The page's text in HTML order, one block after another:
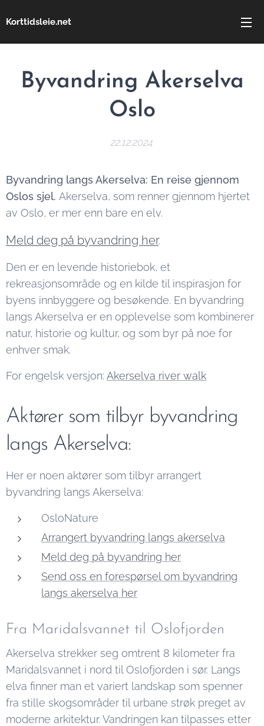
Korttidsleie.net
Byvandring Akerselva
Oslo
22.12.2024
Byvandring langs Akerselva: En reise gjennom
Oslos sjel. Akerselva, som renner gjennom hjertet
av Oslo, er mer enn bare en elv.
Meld deg på byvandring her.
Den er en levende historiebok, et
rekreasjonsområde og en kilde til inspirasjon for
byens innbyggere og besøkende. En byvandring
langs Akerselva er en opplevelse som kombinerer
natur, historie og kultur, og som byr på noe for
enhver smak.
For engelsk versjon: Akerselva river walk
Aktører som tilbyr byvandring
langs Akerselva:
Her er noen aktører som tilbyr arrangert
byvandring langs Akerselva:
OsloNature
Arrangert byvandring langs akerselva
Meld deg på byvandring her
Send oss en forespørsel om byvandring
langs akerselva her
Fra Maridalsvannet til Oslofjorden
Akerselva strekker seg omtrent 8 kilometer fra
Maridalsvannet i nord til Oslofjorden i sør. Langs
elva finner man et variert landskap som spenner
fra stille skogsområder til urbane strøk preget av
moderne arkitektur. Vandringen kan tilpasses etter